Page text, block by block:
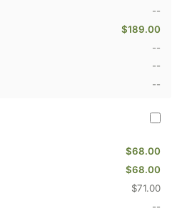
蜜--
$189.00
--
--
--
蘭
-
蜂
Pure
$68.00
$68.00
$71.00
--